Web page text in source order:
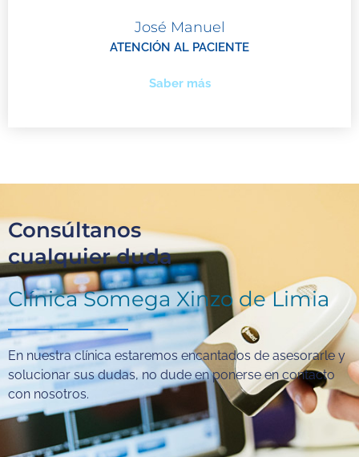
José Manuel
ATENCIÓN AL PACIENTE
Saber más
Consúltanos
cualquier duda
Clínica Somega Xinzo de Limia
En nuestra clínica estaremos encantados de asesorarle y
solucionar sus dudas, no dude en ponerse en contacto
con nosotros.